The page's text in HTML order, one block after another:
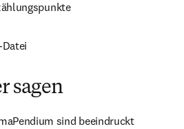
Datei
sagen
sind beeindruckt